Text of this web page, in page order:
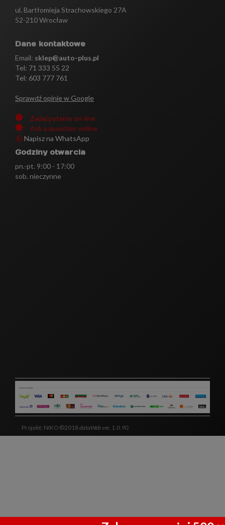
ul. Bartłomieja Strachowskiego 27A
52-210 Wrocław
Dane kontaktowe
Email: sklep@auto-plus.pl
Tel: 71 333 55 22
Tel: 603 777 761
Sprawdź opinie w Google
Zadaj pytanie on-line
Ask a question online
Napisz na WhatsApp
Godziny otwarcia
pn.-pt. 9:00 - 17:00
sob. nieczynne
Projekt: NIKO ©2018dataWeb ver. 1.0.90